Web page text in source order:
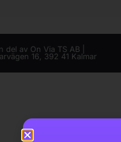
av On Via TS AB |
16, 392 41 Kalmar